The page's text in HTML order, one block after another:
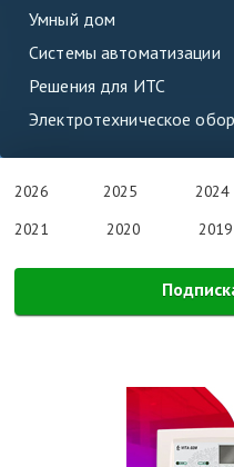
Умный дом
Системы автоматизации
Решения для ИТС
Электротехническое
2026 2025 2024
2021
2020 2019